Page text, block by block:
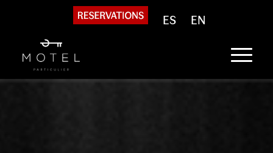
ES EN